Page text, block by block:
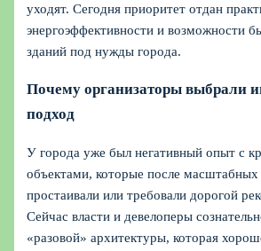
уходят. Сегодня приоритет отдан
энергоэффективности и возможности
зданий под нужды города.
Почему организаторы выбрали
подход
У города уже был негативный опыт с
объектами, которые после
простаивали или требовали дорогой
Сейчас власти и девелоперы
«разовой» архитектуры, которая